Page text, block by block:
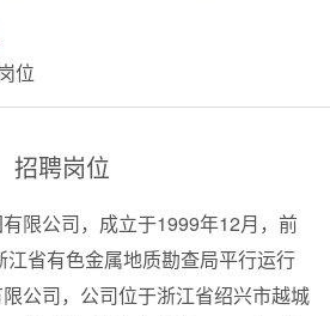
位
招聘岗位
限公司，成立于1999年12月，前
省有色金属地质勘查局平行运行
公司，公司位于浙江省绍兴市越城